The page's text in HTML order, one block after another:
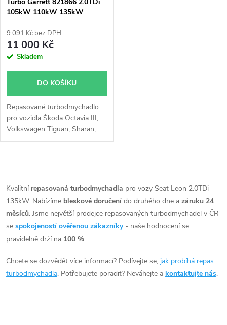
p
r
o
u
k
ů
p
r
o
d
u
k
ů
105kW 110kW 135kW
9 091 Kč bez DPH
11 000 Kč
Skladem
DO KOŠÍKU
Repasované turbodmychadlo
pro vozidla Škoda Octavia III,
Volkswagen Tiguan, Sharan,
Passat B8, Golf VII, Seat Leon,
135kW, 40 TDi 135kW, GTD
135kW
v
l
á
a
Kvalitní repasovaná turbodmychadla pro vozy Seat Leon 2.0TDi
135kW. Nabízíme bleskové doručení do druhého dne a záruku 24
měsíců. Jsme největší prodejce repasovaných turbodmychadel v ČR
se spokojeností ověřenou zákazníky - naše hodnocení se
pravidelně drží na 100 %.
Chcete se dozvědět více informací? Podívejte se, jak probíhá repas
turbodmychadla. Potřebujete poradit? Neváhejte a kontaktujte nás.